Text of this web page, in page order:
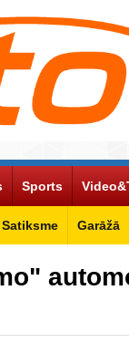
Satiksme Garāžā
Sports